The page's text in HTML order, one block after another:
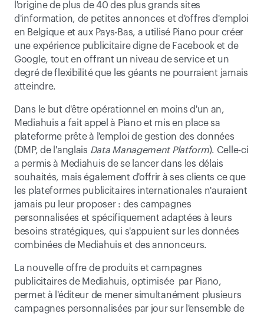
l'origine de plus de 40 des plus grands sites
d'information, de petites annonces et d'offres d'emploi
en Belgique et aux Pays-Bas, a utilisé Piano pour créer
une expérience publicitaire digne de Facebook et de
Google, tout en offrant un niveau de service et un
degré de flexibilité que les géants ne pourraient jamais
atteindre.
Dans le but d'être opérationnel en moins d'un an,
Mediahuis a fait appel à Piano et mis en place sa
plateforme prête à l'emploi de gestion des données
(DMP, de l'anglais Data Management Platform). Celle-ci
a permis à Mediahuis de se lancer dans les délais
souhaités, mais également d'offrir à ses clients ce que
les plateformes publicitaires internationales n'auraient
jamais pu leur proposer : des campagnes
personnalisées et spécifiquement adaptées à leurs
besoins stratégiques, qui s'appuient sur les données
combinées de Mediahuis et des annonceurs.
La nouvelle offre de produits et campagnes
publicitaires de Mediahuis, optimisée  par Piano,
permet à l'éditeur de mener simultanément plusieurs
campagnes personnalisées par jour sur l'ensemble de